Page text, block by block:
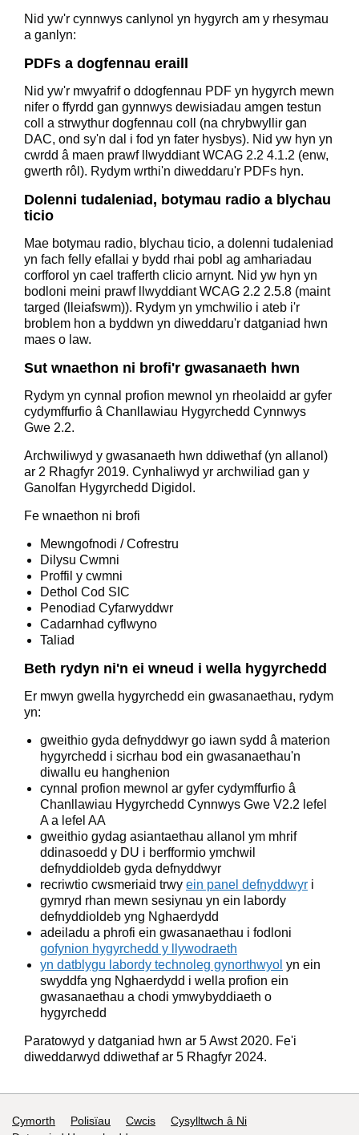
Nid yw'r cynnwys canlynol yn hygyrch am y rhesymau
a ganlyn:
PDFs a dogfennau eraill
Nid yw'r mwyafrif o ddogfennau PDF yn hygyrch mewn
nifer o ffyrdd gan gynnwys dewisiadau amgen testun
coll a strwythur dogfennau coll (na chrybwyllir gan
DAC, ond sy'n dal i fod yn fater hysbys). Nid yw hyn yn
cwrdd â maen prawf llwyddiant WCAG 2.2 4.1.2 (enw,
gwerth rôl). Rydym wrthi'n diweddaru'r PDFs hyn.
Dolenni tudaleniad, botymau radio a blychau
ticio
Mae botymau radio, blychau ticio, a dolenni tudaleniad
yn fach felly efallai y bydd rhai pobl ag amhariadau
corfforol yn cael trafferth clicio arnynt. Nid yw hyn yn
bodloni meini prawf llwyddiant WCAG 2.2 2.5.8 (maint
targed (lleiafswm)). Rydym yn ymchwilio i ateb i'r
broblem hon a byddwn yn diweddaru'r datganiad hwn
maes o law.
Sut wnaethon ni brofi'r gwasanaeth hwn
Rydym yn cynnal profion mewnol yn rheolaidd ar gyfer
cydymffurfio â Chanllawiau Hygyrchedd Cynnwys
Gwe 2.2.
Archwiliwyd y gwasanaeth hwn ddiwethaf (yn allanol)
ar 2 Rhagfyr 2019. Cynhaliwyd yr archwiliad gan y
Ganolfan Hygyrchedd Digidol.
Fe wnaethon ni brofi
Mewngofnodi / Cofrestru
Dilysu Cwmni
Proffil y cwmni
Dethol Cod SIC
Penodiad Cyfarwyddwr
Cadarnhad cyflwyno
Taliad
Beth rydyn ni'n ei wneud i wella hygyrchedd
Er mwyn gwella hygyrchedd ein gwasanaethau, rydym
yn:
gweithio gyda defnyddwyr go iawn sydd â materion
hygyrchedd i sicrhau bod ein gwasanaethau'n
diwallu eu hanghenion
cynnal profion mewnol ar gyfer cydymffurfio â
Chanllawiau Hygyrchedd Cynnwys Gwe V2.2 lefel
A a lefel AA
gweithio gydag asiantaethau allanol ym mhrif
ddinasoedd y DU i berfformio ymchwil
defnyddioldeb gyda defnyddwyr
recriwtio cwsmeriaid trwy ein panel defnyddwyr i
gymryd rhan mewn sesiynau yn ein labordy
defnyddioldeb yng Nghaerdydd
adeiladu a phrofi ein gwasanaethau i fodloni
gofynion hygyrchedd y llywodraeth
yn datblygu labordy technoleg gynorthwyol yn ein
swyddfa yng Nghaerdydd i wella profion ein
gwasanaethau a chodi ymwybyddiaeth o
hygyrchedd
Paratowyd y datganiad hwn ar 5 Awst 2020. Fe'i
diweddarwyd ddiwethaf ar 5 Rhagfyr 2024.
Support links
Cymorth Polisïau Cwcis
Cysylltwch â Ni